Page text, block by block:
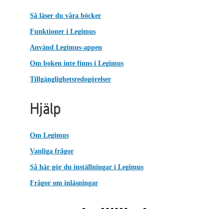
Så läser du våra böcker
Funktioner i Legimus
Använd Legimus-appen
Om boken inte finns i Legimus
Tillgänglighetsredogörelser
Hjälp
Om Legimus
Vanliga frågor
Så här gör du inställningar i Legimus
Frågor om inläsningar